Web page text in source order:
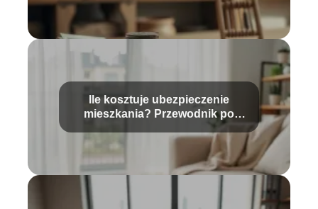
Ile kosztuje ubezpieczenie
mieszkania? Przewodnik po